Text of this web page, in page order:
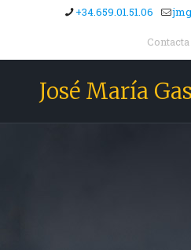
+34.659.01.51.06
José María